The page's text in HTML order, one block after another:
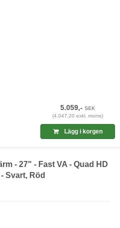
5.059,-SEK
(4.047,20 exkl. moms)
Lägg i korgen
- 27" - Fast VA - Quad HD
Svart, Röd